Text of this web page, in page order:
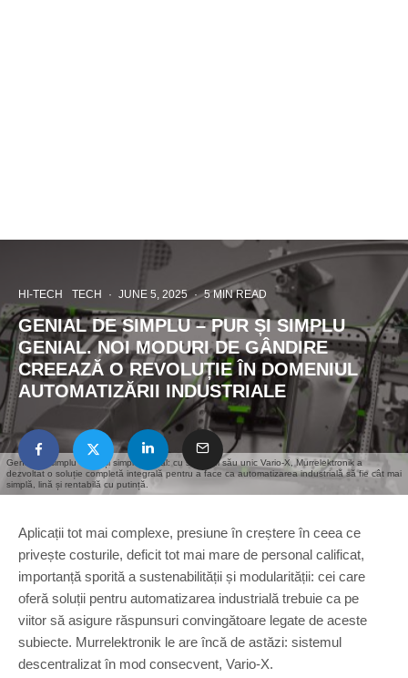
Genial de simplu – pur și simplu genial: cu sistemul său unic Vario-X, Murrelektronik a
dezvoltat o soluție completă integrală pentru a face ca automatizarea industrială să fie cât mai
simplă, lină și rentabilă cu putință.
HI-TECH TECH · JUNE 5, 2025 · 5 MIN READ
GENIAL DE SIMPLU – PUR ȘI SIMPLU
GENIAL. NOI MODURI DE GÂNDIRE
CREEAZĂ O REVOLUȚIE ÎN DOMENIUL
AUTOMATIZĂRII INDUSTRIALE
Aplicații tot mai complexe, presiune în creștere în ceea ce
privește costurile, deficit tot mai mare de personal calificat,
importanță sporită a sustenabilității și modularității: cei care
oferă soluții pentru automatizarea industrială trebuie ca pe
viitor să asigure răspunsuri convingătoare legate de aceste
subiecte. Murrelektronik le are încă de astăzi: sistemul
descentralizat în mod consecvent, Vario-X.